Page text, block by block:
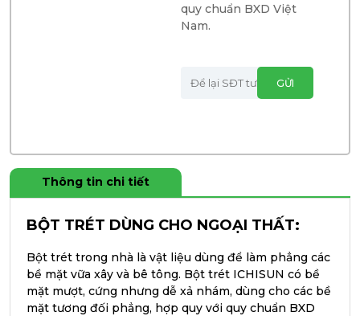
quy chuẩn BXD Việt
Nam.
Thông tin chi tiết
BỘT TRÉT DÙNG CHO NGOẠI THẤT​:
Bột trét trong nhà là vật liệu dùng để làm phẳng các
bề mặt vữa xây và bê tông. Bột trét ICHISUN có bề
mặt mượt, cứng nhưng dễ xả nhám, dùng cho các bề
mặt tương đối phẳng, hợp quy với quy chuẩn BXD